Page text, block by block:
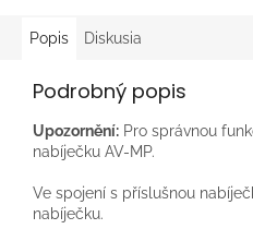
Popis Diskusia
Podrobný popis
Upozornění: Pro správnou
nabíječku AV-MP.
Ve spojení s příslušnou
nabíječku.